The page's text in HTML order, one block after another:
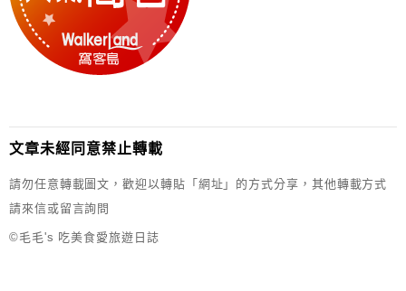
文章未經同意禁止轉載
請勿任意轉載圖文，歡迎以轉貼「網址」的方式分享，其他轉載方式
請來信或留言詢問
©毛毛's 吃美食愛旅遊日誌